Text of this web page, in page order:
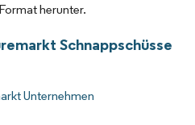
herunter.
Schnappschüsse
Unternehmen